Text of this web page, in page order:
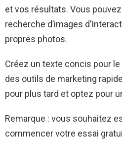
et vos résultats. Vous
recherche d’images
propres photos.
Créez un texte concis pour
des outils de marketing
pour plus tard et optez pour
Remarque : vous souhaitez
commencer votre essai